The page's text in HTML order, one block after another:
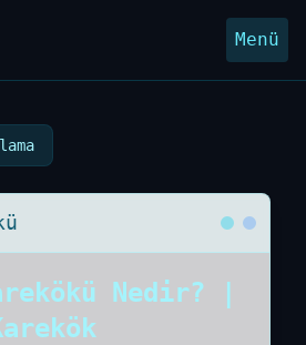
Menü
Nedir? |